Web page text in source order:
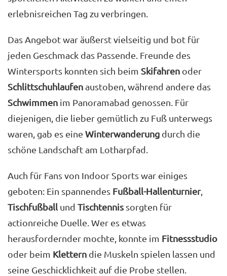
erlebnisreichen Tag zu verbringen.
Das Angebot war äußerst vielseitig und bot für
jeden Geschmack das Passende. Freunde des
Wintersports konnten sich beim Skifahren oder
Schlittschuhlaufenaustoben, während andere das
Schwimmen im Panoramabad genossen. Für
diejenigen, die lieber gemütlich zu Fuß unterwegs
waren, gab es eine Winterwanderung durch die
schöne Landschaft am Lotharpfad.
Auch für Fans von Indoor Sports war einiges
geboten: Ein spannendes Fußball-Hallenturnier,
Tischfußball und Tischtennis sorgten für
actionreiche Duelle. Wer es etwas
herausfordernder mochte, konnte im Fitnessstudio
oder beim Klettern die Muskeln spielen lassen und
seine Geschicklichkeit auf die Probe stellen.